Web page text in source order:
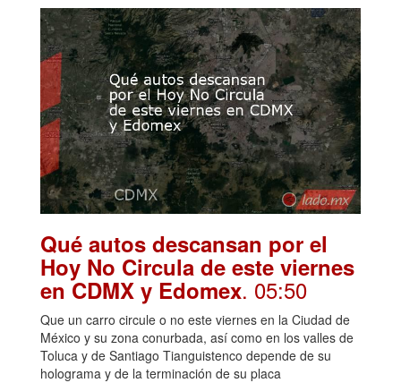
Qué autos descansan por el
Hoy No Circula de este viernes
en CDMX y Edomex. 05:50
Que un carro circule o no este viernes en la Ciudad de
México y su zona conurbada, así como en los valles de
Toluca y de Santiago Tianguistenco depende de su
holograma y de la terminación de su placa